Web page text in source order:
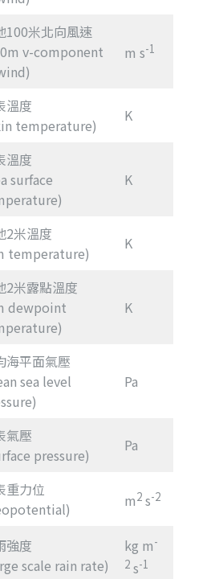
100米北向風速
v-component
m s-1
溫度
temperature)
K
溫度
surface
K
2米溫度
temperature)
K
2米露點溫度
dewpoint
K
海平面氣壓
sea level
Pa
氣壓
pressure)
Pa
重力位
m2 s-2
強度
scale rain rate)
kg m-
2 s-1